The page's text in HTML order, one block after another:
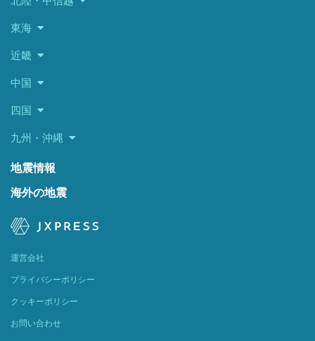
東海
近畿
中国
四国
九州・沖縄
地震情報
海外の地震
運営会社
プライバシーポリシー
クッキーポリシー
お問い合わせ